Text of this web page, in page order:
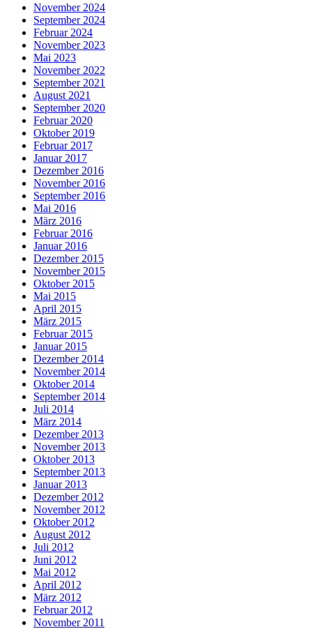
November 2024
September 2024
Februar 2024
November 2023
Mai 2023
November 2022
September 2021
August 2021
September 2020
Februar 2020
Oktober 2019
Februar 2017
Januar 2017
Dezember 2016
November 2016
September 2016
Mai 2016
März 2016
Februar 2016
Januar 2016
Dezember 2015
November 2015
Oktober 2015
Mai 2015
April 2015
März 2015
Februar 2015
Januar 2015
Dezember 2014
November 2014
Oktober 2014
September 2014
Juli 2014
März 2014
Dezember 2013
November 2013
Oktober 2013
September 2013
Januar 2013
Dezember 2012
November 2012
Oktober 2012
August 2012
Juli 2012
Juni 2012
Mai 2012
April 2012
März 2012
Februar 2012
November 2011